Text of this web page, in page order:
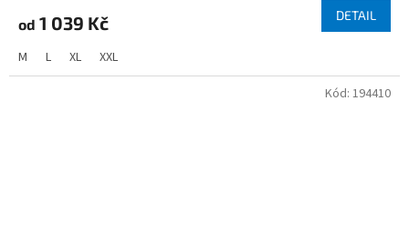
od 1 039 Kč DETAIL
M L XL XXL
Kód: 194410